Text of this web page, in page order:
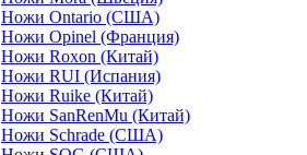
Ножи Ontario (США)
Ножи Opinel (Франция)
Ножи Roxon (Китай)
Ножи RUI (Испания)
Ножи Ruike (Китай)
Ножи SanRenMu (Китай)
Ножи Schrade (США)